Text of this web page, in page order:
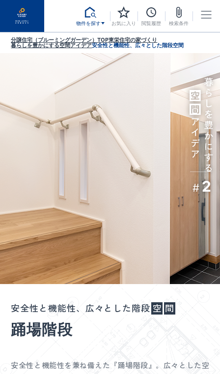
物件を探す お気に入り 閲覧履歴 検索条件
分譲住宅（ブルーミングガーデン）TOP東栄住宅の家づくり
暮らしを豊かにする空間アイデア安全性と機能性、広々とした階段空間
安全性と機能性、広々とした階段 空 間
踊場階段
安全性と機能性を兼ね備えた『踊場階段』。広々とした空
#2